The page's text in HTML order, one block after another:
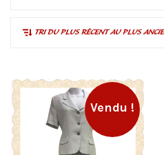
Vendu !